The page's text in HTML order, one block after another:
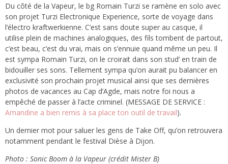
Du côté de la Vapeur, le bg Romain Turzi se ramène en solo avec
son projet Turzi Electronique Experience, sorte de voyage dans
l’électro kraftwerkienne. C’est sans doute super au casque, il
utilise plein de machines analogiques, des fils tombent de partout,
c’est beau, c’est du vrai, mais on s’ennuie quand même un peu. Il
est sympa Romain Turzi, on le croirait dans son stud’ en train de
bidouiller ses sons. Tellement sympa qu’on aurait pu balancer en
exclusivité son prochain projet musical ainsi que ses dernières
photos de vacances au Cap d’Agde, mais notre foi nous a
empêché de passer à l’acte criminel. (MESSAGE DE SERVICE :
Amandine a bien remis à sa place ton outil de travail).
Un dernier mot pour saluer les gens de Take Off, qu’on retrouvera
notamment pendant le festival Dièse à Dijon.
Photo : Sonic Boom à la Vapeur (crédit Mister B)